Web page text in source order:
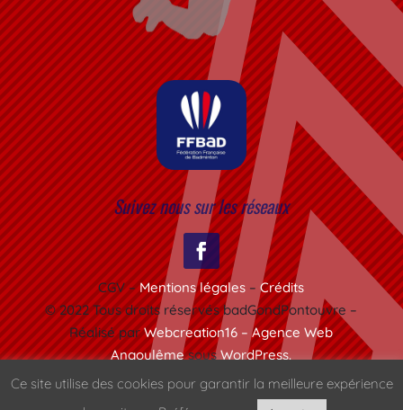
Suivez nous sur les réseaux
CGV –Mentions légales –Crédits
© 2022 Tous droits réservés badGondPontouvre –
Réalisé parWebcreation16 – Agence Web
AngoulêmesousWordPress.
Ce site utilise des cookies pour garantir la meilleure expérience